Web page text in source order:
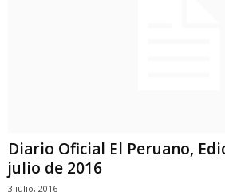
Diario Oficial El Peruano,
julio de 2016
3 julio, 2016